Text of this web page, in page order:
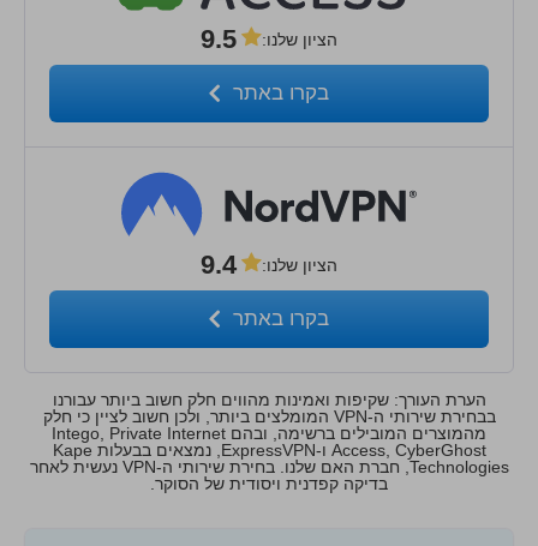
הציון שלנו:
9.5
בקרו באתר
הציון שלנו:
9.4
בקרו באתר
הערת העורך: שקיפות ואמינות מהווים חלק חשוב ביותר עבורנו
בבחירת שירותי ה-VPN המומלצים ביותר, ולכן חשוב לציין כי חלק
מהמוצרים המובילים ברשימה, ובהם Intego, Private Internet
Access, CyberGhost ו-ExpressVPN, נמצאים בבעלות Kape
Technologies, חברת האם שלנו. בחירת שירותי ה-VPN נעשית לאחר
בדיקה קפדנית ויסודית של הסוקר.